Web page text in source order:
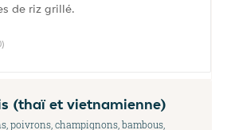
de riz grillé.
(thaï et vietnamienne)
poivrons, champignons, bambous,